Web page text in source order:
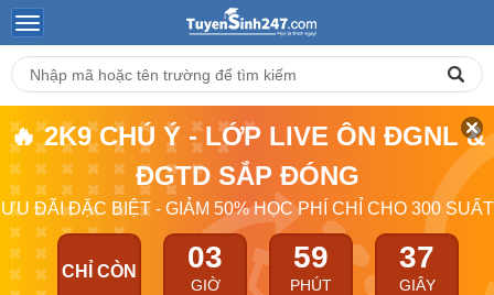
🔥 2K9 CHÚ Ý - LỚP LIVE ÔN ĐGNL &
ĐGTD SẮP ĐÓNG
ƯU ĐÃI ĐẶC BIỆT - GIẢM 50% HỌC PHÍ CHỈ CHO 300 SUẤT
CHỈ CÒN 03
GIỜ
59
PHÚT
36
GIÂY